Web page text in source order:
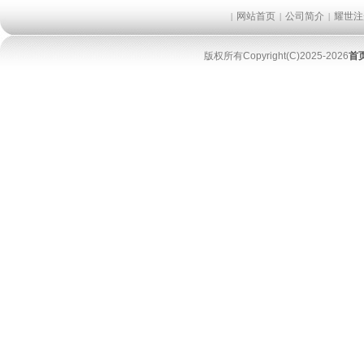
| 网站首页 | 公司简介 | 耀世
版权所有Copyright(C)2025-2026首